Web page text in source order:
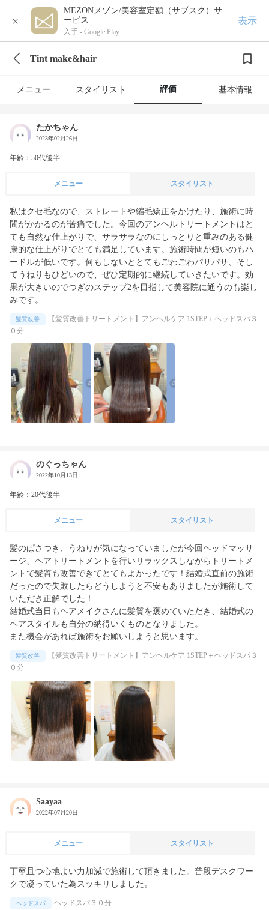
×
MEZONメゾン/美容室定額（サブスク）サ
ービス
入手 - Google Play
表示
Tint make&hair
メニュー スタイリスト 評価 基本情報
たかちゃん
2023年02月26日
年齢：50代後半
メニュー スタイリスト
私はクセ毛なので、ストレートや縮毛矯正をかけたり、施術に時
間がかかるのが苦痛でした。今回のアンヘルトリートメントはと
ても自然な仕上がりで、サラサラなのにしっとりと重みのある健
康的な仕上がりでとても満足しています。施術時間が短いのもハ
ードルが低いです。何もしないととてもごわごわパサパサ、そし
てうねりもひどいので、ぜひ定期的に継続していきたいです。効
果が大きいのでつぎのステップ2を目指して美容院に通うのも楽し
みです。
髪質改善
【髪質改善トリートメント】アンヘルケア 1STEP＋ヘッドスパ３
０分
のぐっちゃん
2022年10月13日
年齢：20代後半
メニュー スタイリスト
髪のぱさつき、うねりが気になっていましたが今回ヘッドマッサ
ージ、ヘアトリートメントを行いリラックスしながらトリートメ
ントで髪質も改善できてとてもよかったです！結婚式直前の施術
だったので失敗したらどうしようと不安もありましたが施術して
いただき正解でした！
結婚式当日もヘアメイクさんに髪質を褒めていただき、結婚式の
ヘアスタイルも自分の納得いくものとなりました。
また機会があれば施術をお願いしようと思います。
髪質改善
【髪質改善トリートメント】アンヘルケア 1STEP＋ヘッドスパ３
０分
Saayaa
2022年07月20日
メニュー スタイリスト
丁寧且つ心地よい力加減で施術して頂きました。普段デスクワー
クで凝っていた為スッキリしました。
ヘッドスパ ヘッドスパ３０分